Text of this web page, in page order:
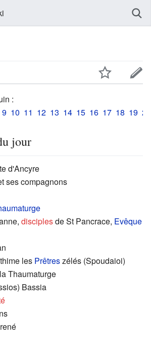
:
9 10 11 12 13 14 15 16 17 18 19 20
jour
d'Ancyre
ses compagnons
disciplesde St Pancrace, Evêque
les Prêtreszélés (Spoudaioi)
Thaumaturge
Bassia